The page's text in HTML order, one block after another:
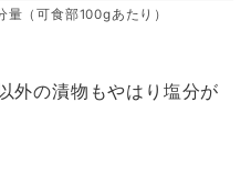
（可食部100gあたり）
外の漬物もやはり塩分が